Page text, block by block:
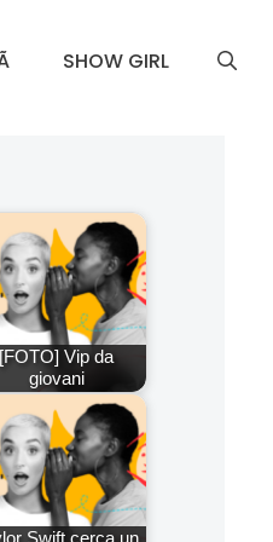
SHOW GIRL
[FOTO] Vip da
giovani